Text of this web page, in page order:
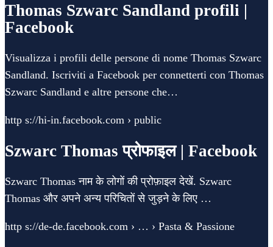
Thomas Szwarc Sandland profili |
Facebook
Visualizza i profili delle persone di nome Thomas Szwarc
Sandland. Iscriviti a Facebook per connetterti con Thomas
Szwarc Sandland e altre persone che…
http s://hi-in.facebook.com › public
Szwarc Thomas प्रोफाइल | Facebook
Szwarc Thomas नाम के लोगों की प्रोफ़ाइल देखें. Szwarc
Thomas और अपने अन्य परिचितों से जुड़ने के लिए …
http s://de-de.facebook.com › … › Pasta & Passione